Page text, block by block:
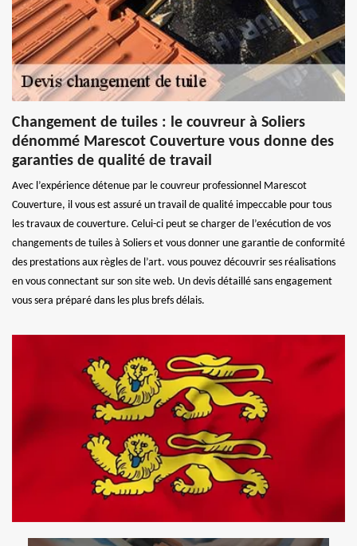
Changement de tuiles : le couvreur à Soliers
dénommé Marescot Couverture vous donne des
garanties de qualité de travail
Avec l’expérience détenue par le couvreur professionnel Marescot
Couverture, il vous est assuré un travail de qualité impeccable pour tous
les travaux de couverture. Celui-ci peut se charger de l’exécution de vos
changements de tuiles à Soliers et vous donner une garantie de conformité
des prestations aux règles de l’art. vous pouvez découvrir ses réalisations
en vous connectant sur son site web. Un devis détaillé sans engagement
vous sera préparé dans les plus brefs délais.